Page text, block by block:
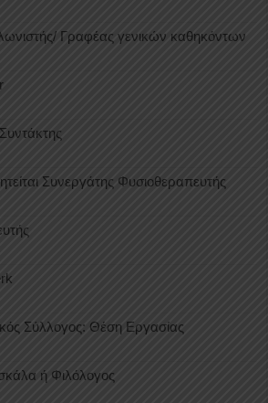
Γραφέας γενικών καθηκόντων
Συνεργάτης Φυσιοθεραπευτής
Σύλλογος: Θέση Εργασίας
ή Φιλόλογος